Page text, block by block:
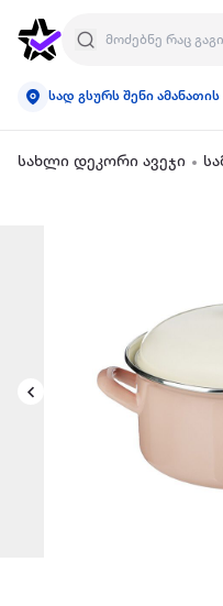
სად გსურს შენი ამანათის
სახლი დეკორი ავეჯი